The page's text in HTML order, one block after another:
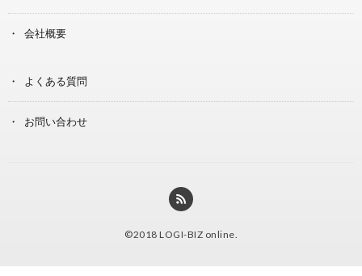
会社概要
よくある質問
お問い合わせ
©2018 LOGI-BIZ online